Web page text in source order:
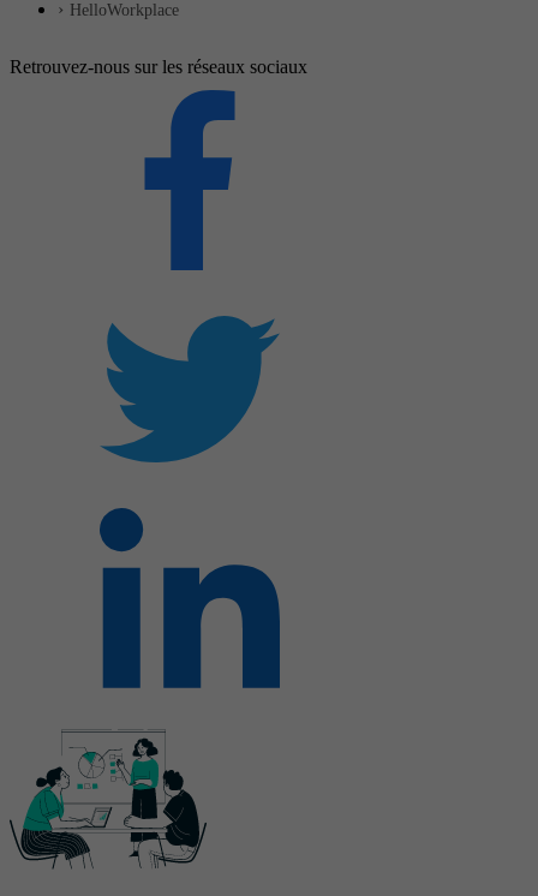
HelloWorkplace
Retrouvez-nous sur les réseaux sociaux